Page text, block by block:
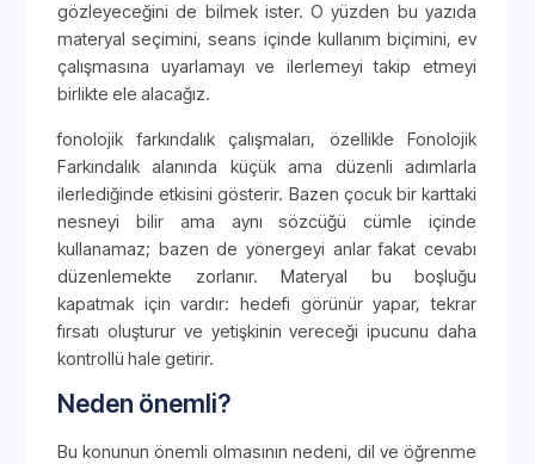
gözleyeceğini de bilmek ister. O yüzden bu yazıda
materyal seçimini, seans içinde kullanım biçimini, ev
çalışmasına uyarlamayı ve ilerlemeyi takip etmeyi
birlikte ele alacağız.
fonolojik farkındalık çalışmaları, özellikle Fonolojik
Farkındalık alanında küçük ama düzenli adımlarla
ilerlediğinde etkisini gösterir. Bazen çocuk bir karttaki
nesneyi bilir ama aynı sözcüğü cümle içinde
kullanamaz; bazen de yönergeyi anlar fakat cevabı
düzenlemekte zorlanır. Materyal bu boşluğu
kapatmak için vardır: hedefi görünür yapar, tekrar
fırsatı oluşturur ve yetişkinin vereceği ipucunu daha
kontrollü hale getirir.
Neden önemli?
Bu konunun önemli olmasının nedeni, dil ve öğrenme